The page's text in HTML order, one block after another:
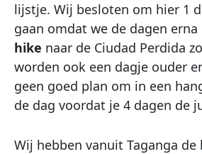
lijstje. Wij besloten om hier 1
gaan omdat we de dagen erna
hike naar de Ciudad Perdida
worden ook een dagje ouder
geen goed plan om in een
de dag voordat je 4 dagen de
Wij hebben vanuit Taganga de